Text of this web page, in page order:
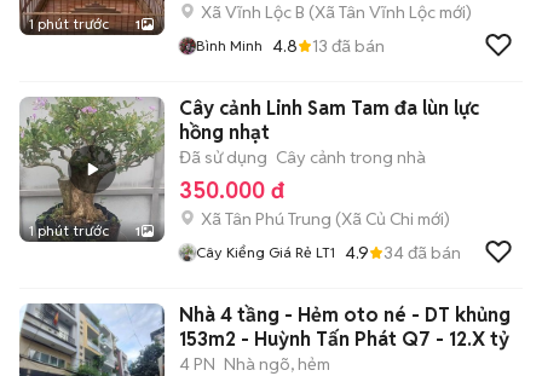
1 phút trước 1
Xã Vĩnh Lộc B (Xã Tân Vĩnh Lộc mới)
Bình Minh 4.8 13 đã bán
1 phút trước 1
Cây cảnh Linh Sam Tam đa lùn lực
hồng nhạt
Đã sử dụng Cây cảnh trong nhà
350.000 đ
Xã Tân Phú Trung (Xã Củ Chi mới)
Cây Kiểng Giá Rẻ LT1 4.9 34đã bán
Nhà 4 tầng - Hẻm oto né - DT khủng
153m2 - Huỳnh Tấn Phát Q7 - 12.X tỷ
4 PN Nhà ngõ, hẻm